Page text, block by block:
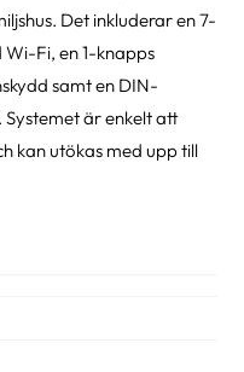
Det inkluderar en 7-
Fi, en 1-knapps
samt en DIN-
är enkelt att
kan utökas med upp till